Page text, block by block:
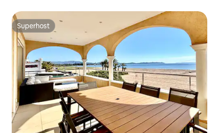
Superhost
Superhost